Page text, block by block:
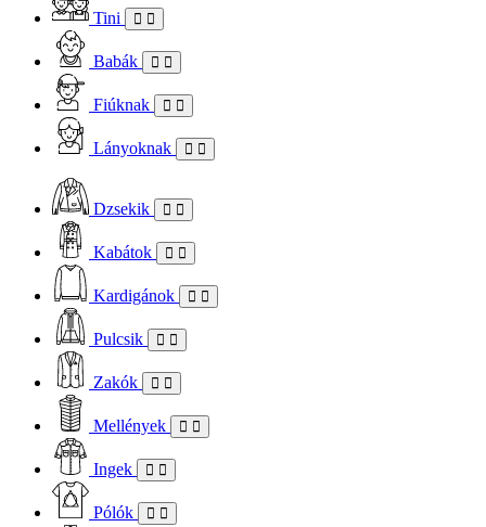
Tini
Babák
Fiúknak
Lányoknak
Dzsekik
Kabátok
Kardigánok
Pulcsik
Zakók
Mellények
Ingek
Pólók